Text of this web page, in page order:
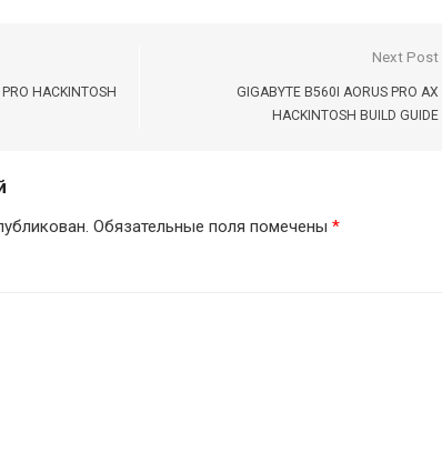
HACKINTOSH
Next Post
GIGABYTE B560I AORUS PRO AX
HACKINTOSH BUILD GUIDE
Обязательные поля помечены *